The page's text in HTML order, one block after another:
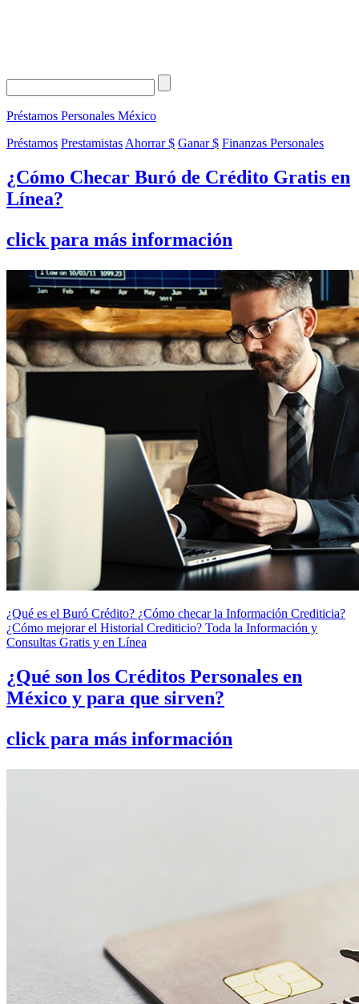
Préstamos Personales México
Préstamos Prestamistas Ahorrar $ Ganar $ Finanzas Personales
¿Cómo Checar Buró de Crédito Gratis en
Línea?
click para más información
¿Qué es el Buró Crédito? ¿Cómo checar la Información Crediticia?
¿Cómo mejorar el Historial Crediticio? Toda la Información y
Consultas Gratis y en Línea
¿Qué son los Créditos Personales en
México y para que sirven?
click para más información